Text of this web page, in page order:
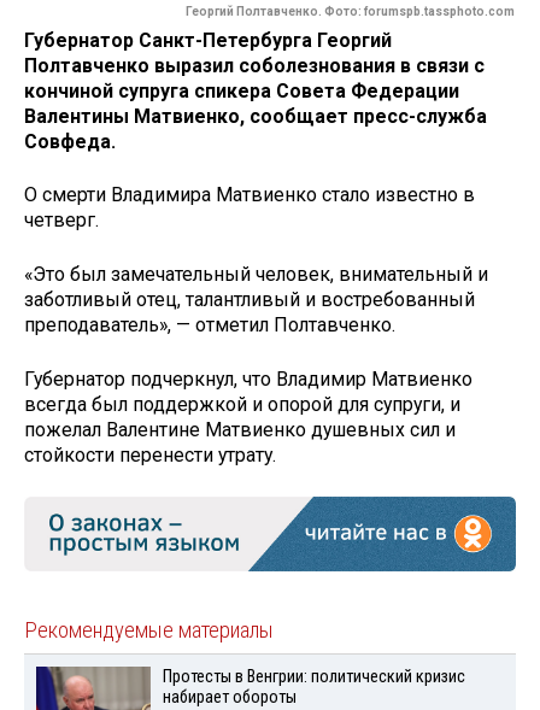
Георгий Полтавченко. Фото: forumspb.tassphoto.com
Губернатор Санкт-Петербурга Георгий
Полтавченко выразил соболезнования в связи с
кончиной супруга спикера Совета Федерации
Валентины Матвиенко, сообщает пресс-служба
Совфеда.
О смерти Владимира Матвиенко стало известно в
четверг.
«Это был замечательный человек, внимательный и
заботливый отец, талантливый и востребованный
преподаватель», — отметил Полтавченко.
Губернатор подчеркнул, что Владимир Матвиенко
всегда был поддержкой и опорой для супруги, и
пожелал Валентине Матвиенко душевных сил и
стойкости перенести утрату.
Рекомендуемые материалы
Протесты в Венгрии: политический кризис
набирает обороты